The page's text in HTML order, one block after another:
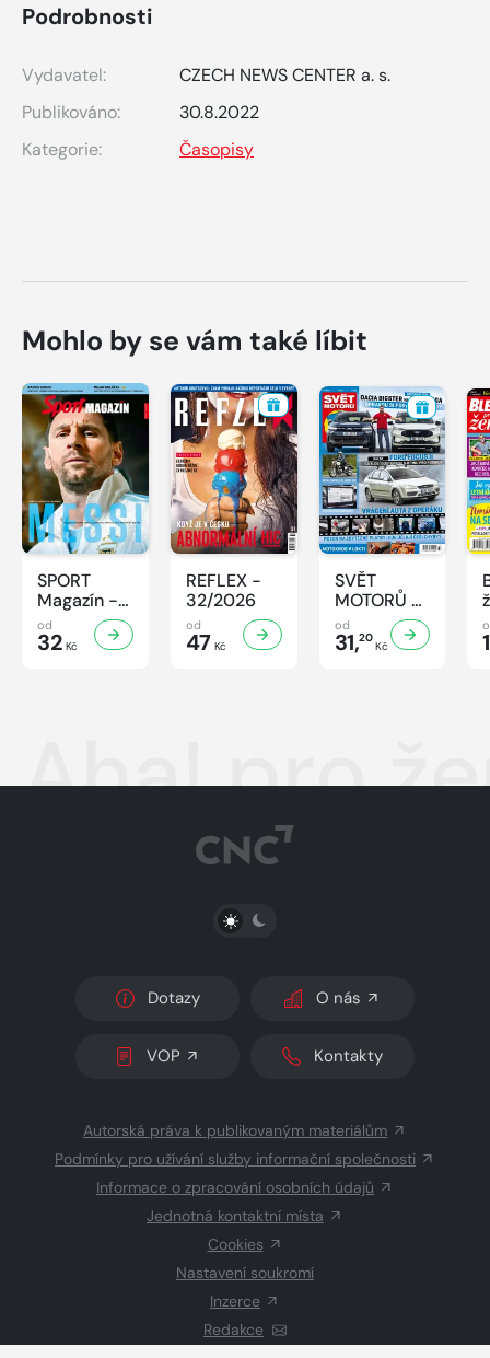
Podrobnosti
Vydavatel:
CZECH NEWS CENTER a. s.
Publikováno:
30.8.2022
Kategorie:
Časopisy
Mohlo by se vám také líbit
SPORT
Magazín -
32/2026
od
32 Kč
REFLEX -
32/2026
od
47 Kč
SVĚT
MOTORŮ -
32/2026
od
31,20
Kč
Aha! pro
PŘEPNOUT SVĚTLÝ/TMAVÝ REŽIM
Dotazy O nás
VOP Kontakty
Autorská práva k publikovaným materiálům
Podmínky pro užívání služby informační společnosti
Informace o zpracování osobních údajů
Jednotná kontaktní místa
Cookies
Nastavení soukromí
Inzerce
Redakce